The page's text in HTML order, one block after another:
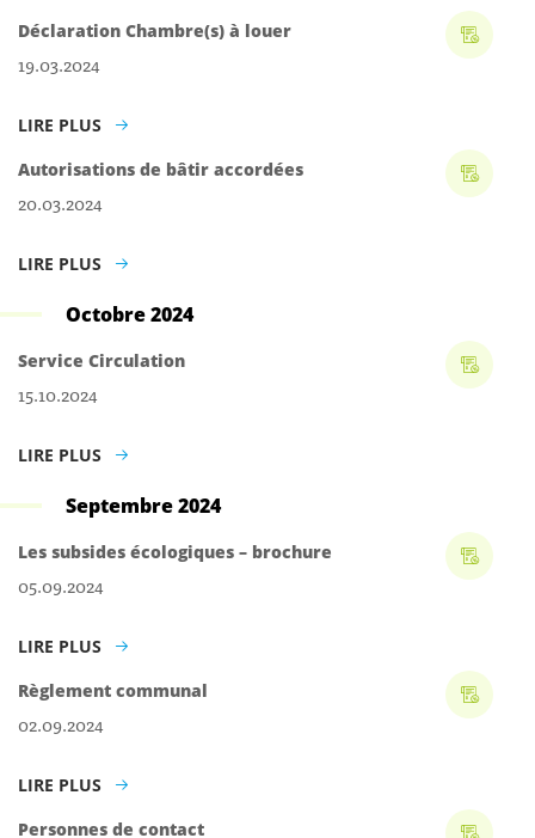
Déclaration Chambre(s) à louer
19.03.2024
LIRE PLUS
Autorisations de bâtir accordées
20.03.2024
LIRE PLUS
Octobre 2024
Service Circulation
15.10.2024
LIRE PLUS
Septembre 2024
Les subsides écologiques – brochure
05.09.2024
LIRE PLUS
Règlement communal
02.09.2024
LIRE PLUS
Personnes de contact